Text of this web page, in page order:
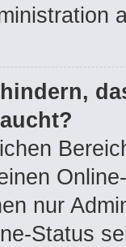
nur
Status